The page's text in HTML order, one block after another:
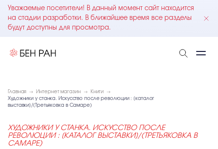
Уважаемые посетители! В данный момент сайт находится
на стадии разработки. В ближайшее время все разделы
будут доступны для просмотра.
Главная Интернет магазин
Книги
Художники у станка. Искусство после революции : [каталог
выставки]/(Третьяковка в Самаре)
ХУДОЖНИКИ У СТАНКА. ИСКУССТВО ПОСЛЕ
РЕВОЛЮЦИИ : [КАТАЛОГ ВЫСТАВКИ]/(ТРЕТЬЯКОВКА В
САМАРЕ)